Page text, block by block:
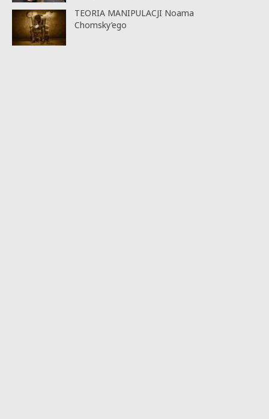
TEORIA MANIPULACJI Noama
Chomsky’ego